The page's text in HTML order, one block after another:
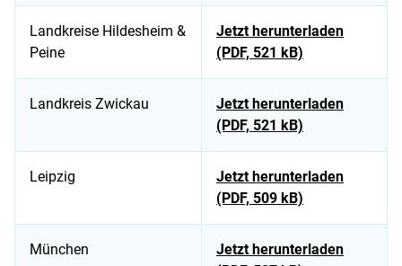
Landkreise Hildesheim &
Peine
Jetzt herunterladen
(PDF, 521 kB)
Landkreis Zwickau
Jetzt herunterladen
(PDF, 521 kB)
Leipzig
Jetzt herunterladen
(PDF, 509 kB)
München
Jetzt herunterladen